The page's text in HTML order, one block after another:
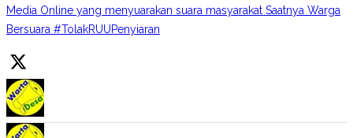
Media Online yang menyuarakan suara masyarakat Saatnya Warga
Bersuara #TolakRUUPenyiaran